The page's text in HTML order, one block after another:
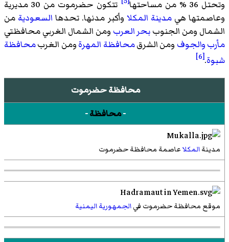
وتحتل 36 % من مساحتها
تتكون حضرموت من 30 مديرية
وعاصمتها هيمدينة المكلا وأكبر مدنها. تحدها السعودية من
الشمال ومن الجنوببحر العرب ومن الشمال الغربي محافظتي
مأربوالجوف ومن الشرقمحافظة المهرةومن الغربمحافظة
شبوة.
[6]
محافظة حضرموت
-محافظة-
مدينةالمكلاعاصمة محافظة حضرموت
موقع محافظة حضرموت فيالجمهورية اليمنية